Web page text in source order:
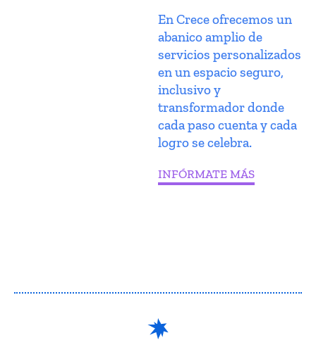
En Crece ofrecemos un
abanico amplio de
servicios personalizados
en un espacio seguro,
inclusivo y
transformador donde
cada paso cuenta y cada
logro se celebra.
INFÓRMATE MÁS